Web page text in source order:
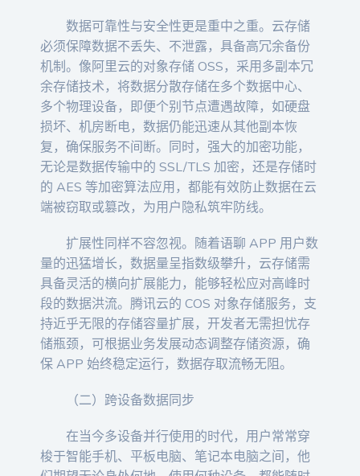
数据可靠性与安全性更是重中之重。云存储
必须保障数据不丢失、不泄露，具备高冗余备份
机制。像阿里云的对象存储 OSS，采用多副本冗
余存储技术，将数据分散存储在多个数据中心、
多个物理设备，即便个别节点遭遇故障，如硬盘
损坏、机房断电，数据仍能迅速从其他副本恢
复，确保服务不间断。同时，强大的加密功能，
无论是数据传输中的 SSL/TLS 加密，还是存储时
的 AES 等加密算法应用，都能有效防止数据在云
端被窃取或篡改，为用户隐私筑牢防线。
扩展性同样不容忽视。随着语聊 APP 用户数
量的迅猛增长，数据量呈指数级攀升，云存储需
具备灵活的横向扩展能力，能够轻松应对高峰时
段的数据洪流。腾讯云的 COS 对象存储服务，支
持近乎无限的存储容量扩展，开发者无需担忧存
储瓶颈，可根据业务发展动态调整存储资源，确
保 APP 始终稳定运行，数据存取流畅无阻。
（二）跨设备数据同步
在当今多设备并行使用的时代，用户常常穿
梭于智能手机、平板电脑、笔记本电脑之间，他